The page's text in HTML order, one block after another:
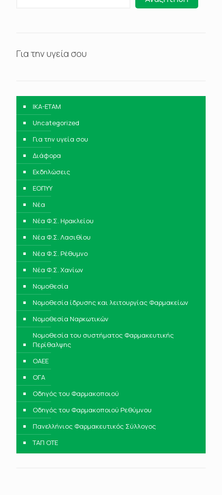
Για την υγεία σου
IKA-ETAM
Uncategorized
Για την υγεία σου
Διάφορα
Εκδηλώσεις
ΕΟΠΥΥ
Νέα
Νέα Φ.Σ. Ηρακλείου
Νέα Φ.Σ. Λασιθίου
Νέα Φ.Σ. Ρέθυμνο
Νέα Φ.Σ. Χανίων
Νομοθεσία
Νομοθεσία ίδρυσης και λειτουργίας Φαρμακείων
Νομοθεσία Ναρκωτικών
Νομοθεσία του συστήματος Φαρμακευτικής
Περίθαλψης
ΟΑΕΕ
ΟΓΑ
Οδηγός του Φαρμακοποιού
Οδηγός του Φαρμακοποιού Ρεθύμνου
Πανελλήνιος Φαρμακευτικός Σύλλογος
ΤΑΠ ΟΤΕ